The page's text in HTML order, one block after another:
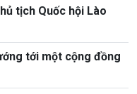
tịch Quốc hội Lào
tới một cộng đồng